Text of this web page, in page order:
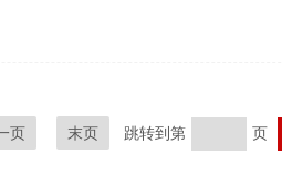
页 末页 跳转到第 页